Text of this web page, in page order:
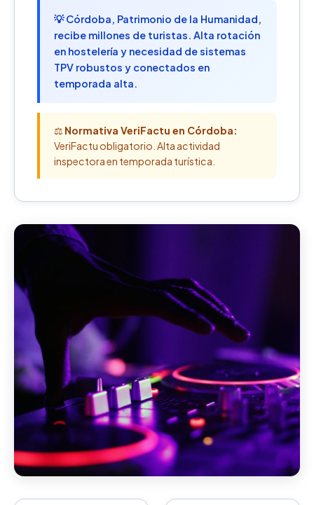
💡 Córdoba, Patrimonio de la Humanidad,
recibe millones de turistas. Alta rotación
en hostelería y necesidad de sistemas
TPV robustos y conectados en
temporada alta.
⚖️ Normativa VeriFactu en Córdoba:
VeriFactu obligatorio. Alta actividad
inspectora en temporada turística.